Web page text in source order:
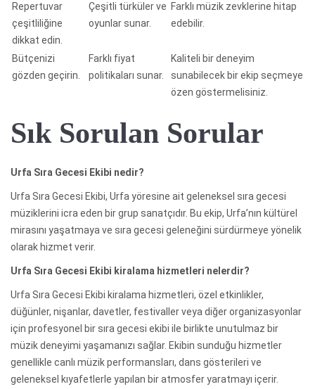
Repertuvar
çeşitliliğine
dikkat edin.
Çeşitli türküler ve
oyunlar sunar.
Farklı müzik zevklerine hitap
edebilir.
Bütçenizi
gözden geçirin.
Farklı fiyat
politikaları sunar.
Kaliteli bir deneyim
sunabilecek bir ekip seçmeye
özen göstermelisiniz.
Sık Sorulan Sorular
Urfa Sıra Gecesi Ekibi nedir?
Urfa Sıra Gecesi Ekibi, Urfa yöresine ait geleneksel sıra gecesi
müziklerini icra eden bir grup sanatçıdır. Bu ekip, Urfa’nın kültürel
mirasını yaşatmaya ve sıra gecesi geleneğini sürdürmeye yönelik
olarak hizmet verir.
Urfa Sıra Gecesi Ekibi kiralama hizmetleri nelerdir?
Urfa Sıra Gecesi Ekibi kiralama hizmetleri, özel etkinlikler,
düğünler, nişanlar, davetler, festivaller veya diğer organizasyonlar
için profesyonel bir sıra gecesi ekibi ile birlikte unutulmaz bir
müzik deneyimi yaşamanızı sağlar. Ekibin sunduğu hizmetler
genellikle canlı müzik performansları, dans gösterileri ve
geleneksel kıyafetlerle yapılan bir atmosfer yaratmayı içerir.